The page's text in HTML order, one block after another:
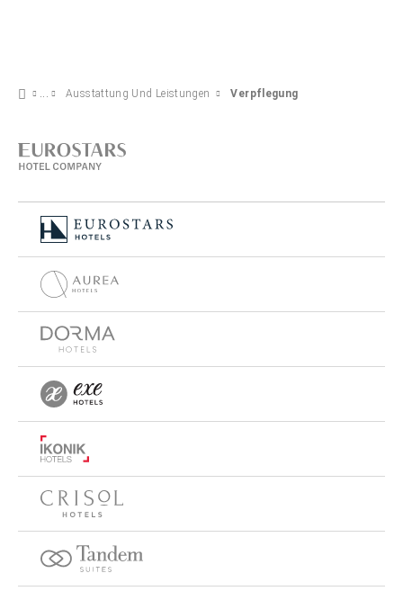
Ausstattung Und Leistungen Verpflegung